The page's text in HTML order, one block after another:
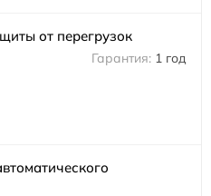
от перегрузок
1 год